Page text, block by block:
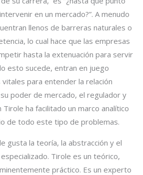
en un mercado?”. A menudo
llenos de barreras naturales o
lo cual hace que las empresas
hasta la extenuación para servir
esto sucede, entran en juego
para entender la relación
poder de mercado, el regulador y
Tirole ha facilitado un marco analítico
de todo este tipo de problemas.
gusta la teoría, la abstracción y el
Tirole es un teórico,
práctico. Es un experto